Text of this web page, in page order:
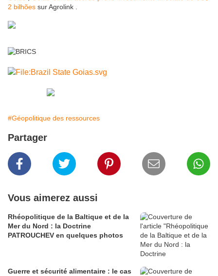
2 bilhões sur Agrolink .
#Géopolitique des ressources
Partager
Vous aimerez aussi
Rhéopolitique de la Baltique et de la
Mer du Nord : la Doctrine
PATROUCHEV en quelques photos
Guerre et sécurité alimentaire : le cas